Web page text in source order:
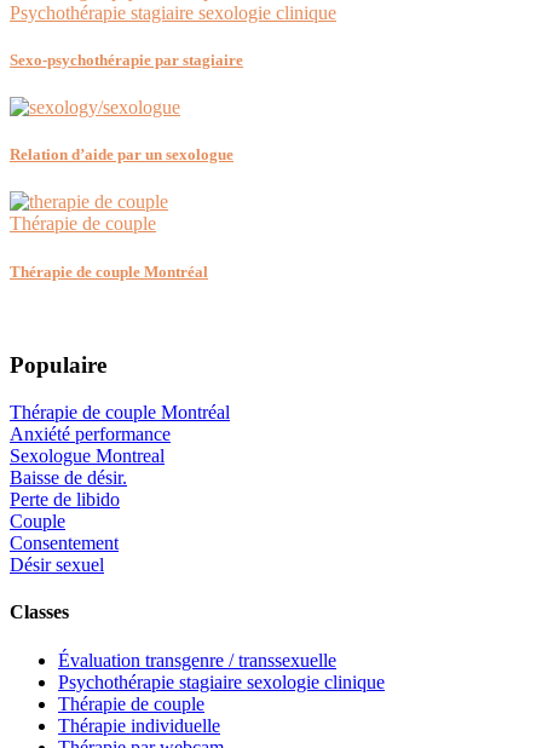
Psychothérapie stagiaire sexologie clinique
Sexo-psychothérapie par stagiaire
Relation d’aide par un sexologue
Thérapie de couple
Thérapie de couple Montréal
Populaire
Thérapie de couple Montréal
Anxiété performance
Sexologue Montreal
Baisse de désir.
Perte de libido
Couple
Consentement
Désir sexuel
Classes
Évaluation transgenre / transsexuelle
Psychothérapie stagiaire sexologie clinique
Thérapie de couple
Thérapie individuelle